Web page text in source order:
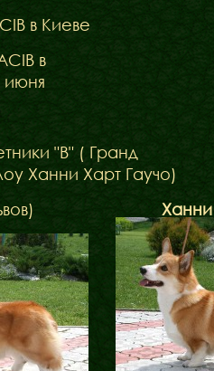
в Киеве
в
июня
"В" ( Гранд
Ханни Харт Гаучо)
Ханни